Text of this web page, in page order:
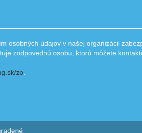
osobných údajov v našej organizácii
zodpovednú osobu, ktorú môžete
zo